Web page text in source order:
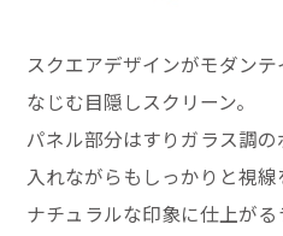
スクエアデザインがモダン
なじむ目隠しスクリーン。
パネル部分はすりガラス調
入れながらもしっかりと視線
ナチュラルな印象に仕上が